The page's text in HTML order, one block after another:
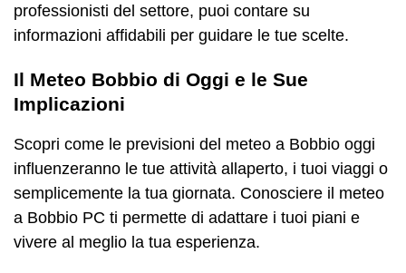
professionisti del settore, puoi contare su
informazioni affidabili per guidare le tue scelte.
Il Meteo Bobbio di Oggi e le Sue
Implicazioni
Scopri come le previsioni del meteo a Bobbio oggi
influenzeranno le tue attività allaperto, i tuoi viaggi o
semplicemente la tua giornata. Conosciere il meteo
a Bobbio PC ti permette di adattare i tuoi piani e
vivere al meglio la tua esperienza.